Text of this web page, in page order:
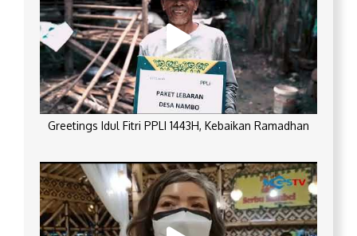
Greetings Idul Fitri PPLI 1443H, Kebaikan Ramadhan